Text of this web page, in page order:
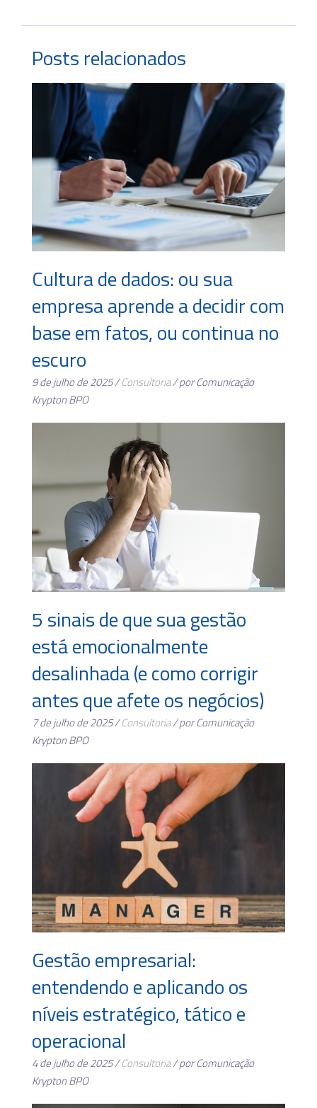
Posts relacionados
Cultura de dados: ou sua
empresa aprende a decidir com
base em fatos, ou continua no
escuro
9 de julho de 2025 /Consultoria/ por Comunicação
Krypton BPO
5 sinais de que sua gestão
está emocionalmente
desalinhada (e como corrigir
antes que afete os negócios)
7 de julho de 2025 /Consultoria/ por Comunicação
Krypton BPO
Gestão empresarial:
entendendo e aplicando os
níveis estratégico, tático e
operacional
4 de julho de 2025 /Consultoria/ por Comunicação
Krypton BPO